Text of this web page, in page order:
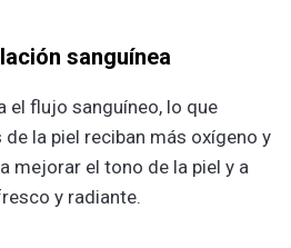
sanguínea
el flujo sanguíneo, lo que
la piel reciban más oxígeno y
mejorar el tono de la piel y a
y radiante.